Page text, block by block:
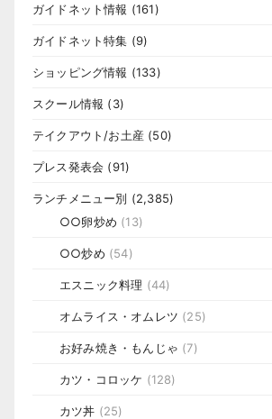
ガイドネット情報 (161)
ガイドネット特集 (9)
ショッピング情報 (133)
スクール情報 (3)
テイクアウト/お土産 (50)
プレス発表会 (91)
ランチメニュー別 (2,385)
○○卵炒め (13)
○○炒め (54)
エスニック料理 (44)
オムライス・オムレツ (25)
お好み焼き・もんじゃ (7)
カツ・コロッケ (128)
カツ丼 (25)